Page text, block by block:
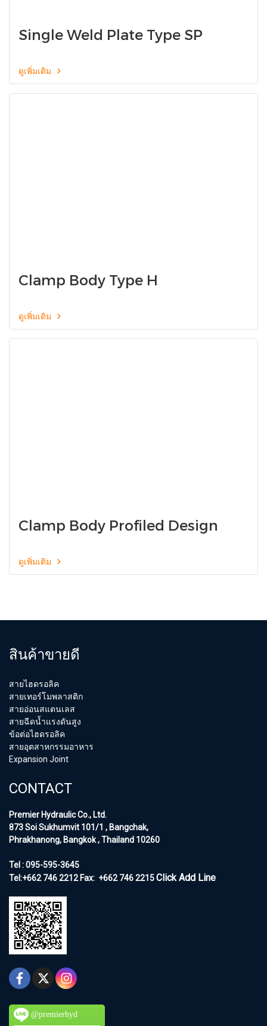
Single Weld Plate Type SP
ดูเพิ่มเติม
Clamp Body Type H
ดูเพิ่มเติม
Clamp Body Profiled Design
ดูเพิ่มเติม
สินค้าขายดี
สายไฮดรอลิค
สายเทอร์โมพลาสติก
สายอ่อนสแตนเลส
สายฉีดน้ำแรงดันสูง
ข้อต่อไฮดรอลิค
สายอุตสาหกรรมอาหาร
Expansion Joint
CONTACT
Premier Hydraulic Co., Ltd.
873 Soi Sukhumvit 101/1 , Bangchak,
Phrakhanong, Bangkok , Thailand 10260
Tel : 095-595-3645
Tel:+662 746 2212Fax: +662 746 2215Click Add Line
@premierhyd